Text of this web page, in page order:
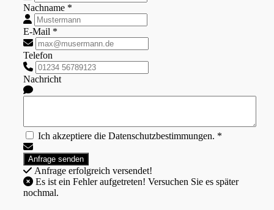
Nachname *
E-Mail *
Telefon
Nachricht
Ich akzeptiere die Datenschutzbestimmungen. *
Anfrage erfolgreich versendet!
nochmal.